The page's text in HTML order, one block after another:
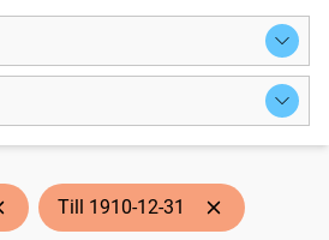
Till 1910-12-31